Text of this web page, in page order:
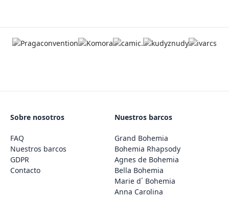
Sobre nosotros
FAQ
Nuestros barcos
GDPR
Contacto
Nuestros barcos
Grand Bohemia
Bohemia Rhapsody
Agnes de Bohemia
Bella Bohemia
Marie d´ Bohemia
Anna Carolina